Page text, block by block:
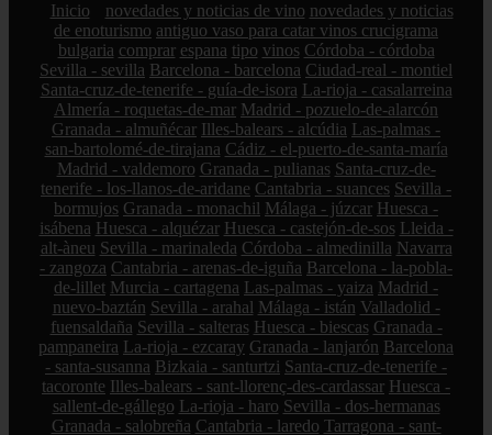
Inicio novedades y noticias de vino novedades y noticias
de enoturismo antiguo vaso para catar vinos crucigrama
bulgaria comprar espana tipo vinos Córdoba - córdoba
Sevilla - sevilla Barcelona - barcelona Ciudad-real - montiel
Santa-cruz-de-tenerife - guía-de-isora La-rioja - casalarreina
Almería - roquetas-de-mar Madrid - pozuelo-de-alarcón
Granada - almuñécar Illes-balears - alcúdia Las-palmas -
san-bartolomé-de-tirajana Cádiz - el-puerto-de-santa-maría
Madrid - valdemoro Granada - pulianas Santa-cruz-de-
tenerife - los-llanos-de-aridane Cantabria - suances Sevilla -
bormujos Granada - monachil Málaga - júzcar Huesca -
isábena Huesca - alquézar Huesca - castejón-de-sos Lleida -
alt-àneu Sevilla - marinaleda Córdoba - almedinilla Navarra
- zangoza Cantabria - arenas-de-iguña Barcelona - la-pobla-
de-lillet Murcia - cartagena Las-palmas - yaiza Madrid -
nuevo-baztán Sevilla - arahal Málaga - istán Valladolid -
fuensaldaña Sevilla - salteras Huesca - biescas Granada -
pampaneira La-rioja - ezcaray Granada - lanjarón Barcelona
- santa-susanna Bizkaia - santurtzi Santa-cruz-de-tenerife -
tacoronte Illes-balears - sant-llorenç-des-cardassar Huesca -
sallent-de-gállego La-rioja - haro Sevilla - dos-hermanas
Granada - salobreña Cantabria - laredo Tarragona - sant-